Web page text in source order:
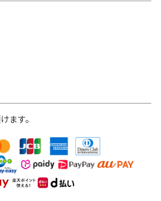
ます。